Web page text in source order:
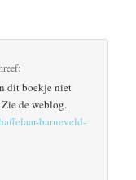
dit boekje niet
Zie de weblog.
barneveld-